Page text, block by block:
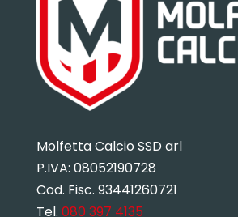
Molfetta Calcio SSD arl
P.IVA: 08052190728
Cod. Fisc. 93441260721
Tel. 080 397 4135